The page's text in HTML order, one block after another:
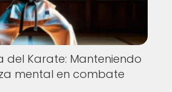
del Karate: Manteniendo
mental en combate